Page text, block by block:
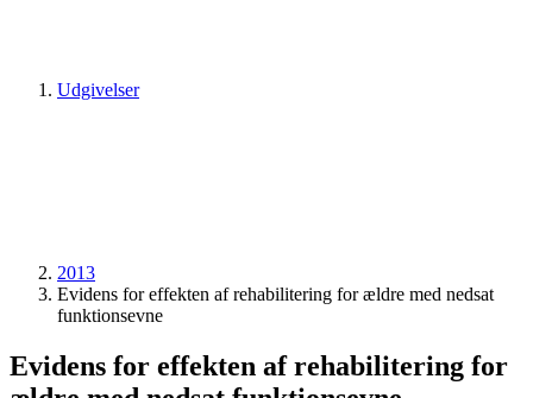
Udgivelser
2013
Evidens for effekten af rehabilitering for ældre med nedsat
funktionsevne
Evidens for effekten af rehabilitering for